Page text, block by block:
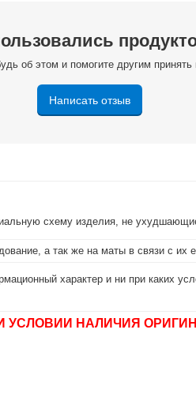
об этом и помогите другим
Написать отзыв
схему изделия, не
а так же на маты в связи с их
характер и ни при каких
УСЛОВИИ НАЛИЧИЯ